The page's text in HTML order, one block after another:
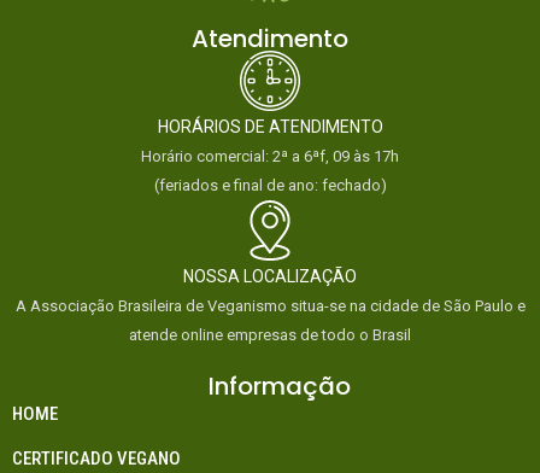
Atendimento
HORÁRIOS DE ATENDIMENTO
Horário comercial: 2ª a 6ªf, 09 às 17h
(feriados e final de ano: fechado)
NOSSA LOCALIZAÇÃO
A Associação Brasileira de Veganismo situa-se na cidade de São Paulo e
atende online empresas de todo o Brasil
Informação
HOME
CERTIFICADO VEGANO